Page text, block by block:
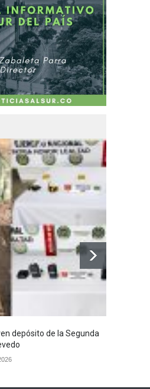
depósito de la Segunda